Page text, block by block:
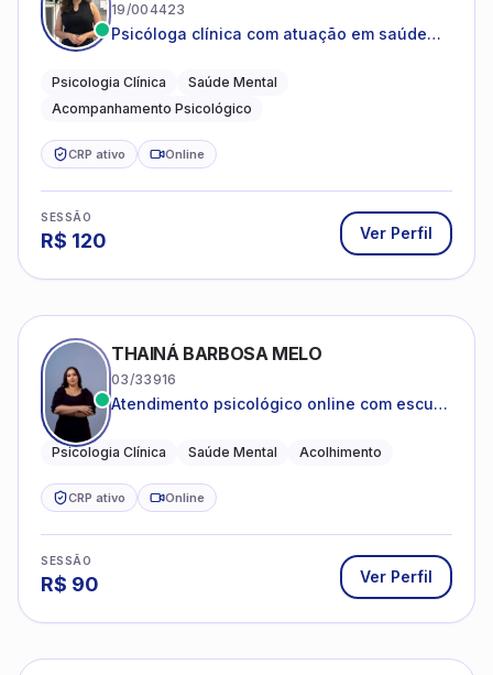
19/004423
Psicóloga clínica com atuação em saúde
Psicologia Clínica
Saúde Mental
Acompanhamento Psicológico
CRP ativo Online
SESSÃO
R$ 120 Ver Perfil
THAINÁ BARBOSA MELO
03/33916
Atendimento psicológico online com escuta
emocional
Psicologia Clínica Saúde Mental Acolhimento
CRP ativo Online
SESSÃO
R$ 90 Ver Perfil